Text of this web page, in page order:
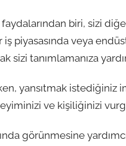
biri, sizi
piyasasında veya
sizi tanımlamanıza
yansıtmak istediğiniz
ve kişiliğinizi
görünmesine